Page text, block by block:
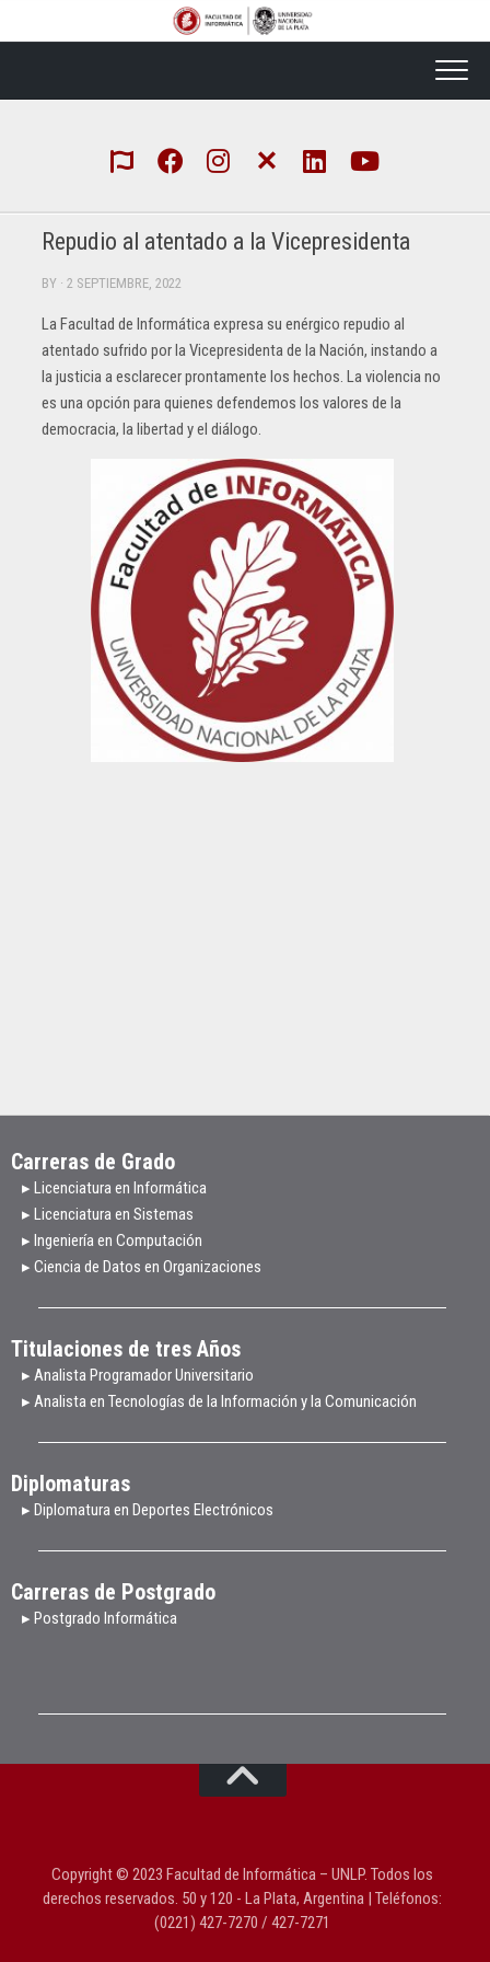
Repudio al atentado a la Vicepresidenta
BY · 2 SEPTIEMBRE, 2022
La Facultad de Informática expresa su enérgico repudio al
atentado sufrido por la Vicepresidenta de la Nación, instando a
la justicia a esclarecer prontamente los hechos. La violencia no
es una opción para quienes defendemos los valores de la
democracia, la libertad y el diálogo.
Carreras de Grado
▸ Licenciatura en Informática
▸ Licenciatura en Sistemas
▸ Ingeniería en Computación
▸ Ciencia de Datos en Organizaciones
Titulaciones de tres Años
▸ Analista Programador Universitario
▸ Analista en Tecnologías de la Información y la Comunicación
Diplomaturas
▸ Diplomatura en Deportes Electrónicos
Carreras de Postgrado
▸ Postgrado Informática
Copyright © 2023 Facultad de Informática – UNLP. Todos los
derechos reservados. 50 y 120 - La Plata, Argentina | Teléfonos:
(0221) 427-7270 / 427-7271